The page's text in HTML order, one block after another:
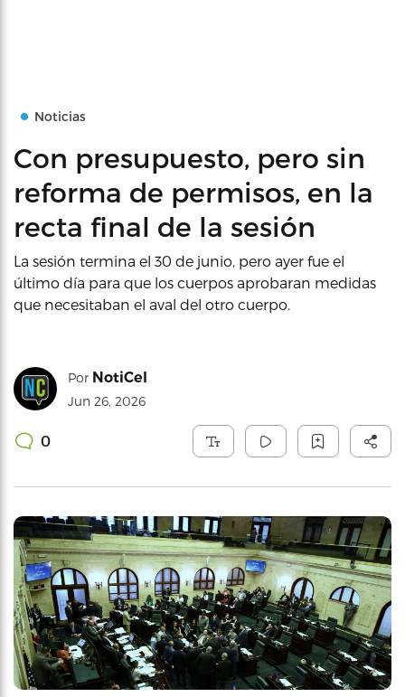
Noticias
Con presupuesto, pero sin
reforma de permisos, en la
recta final de la sesión
La sesión termina el 30 de junio, pero ayer fue el
último día para que los cuerpos aprobaran medidas
que necesitaban el aval del otro cuerpo.
Por NotiCel
Jun 26, 2026
0